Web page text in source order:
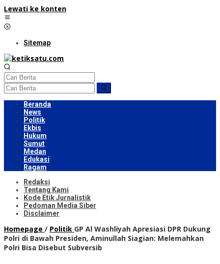
Lewati ke konten
Sitemap
Beranda
News
Politik
Ekbis
Hukum
Sumut
Medan
Edukasi
Ragam
Redaksi
Tentang Kami
Kode Etik Jurnalistik
Pedoman Media Siber
Disclaimer
Homepage / Politik GP Al Washliyah Apresiasi DPR Dukung
Polri di Bawah Presiden, Aminullah Siagian: Melemahkan
Polri Bisa Disebut Subversib